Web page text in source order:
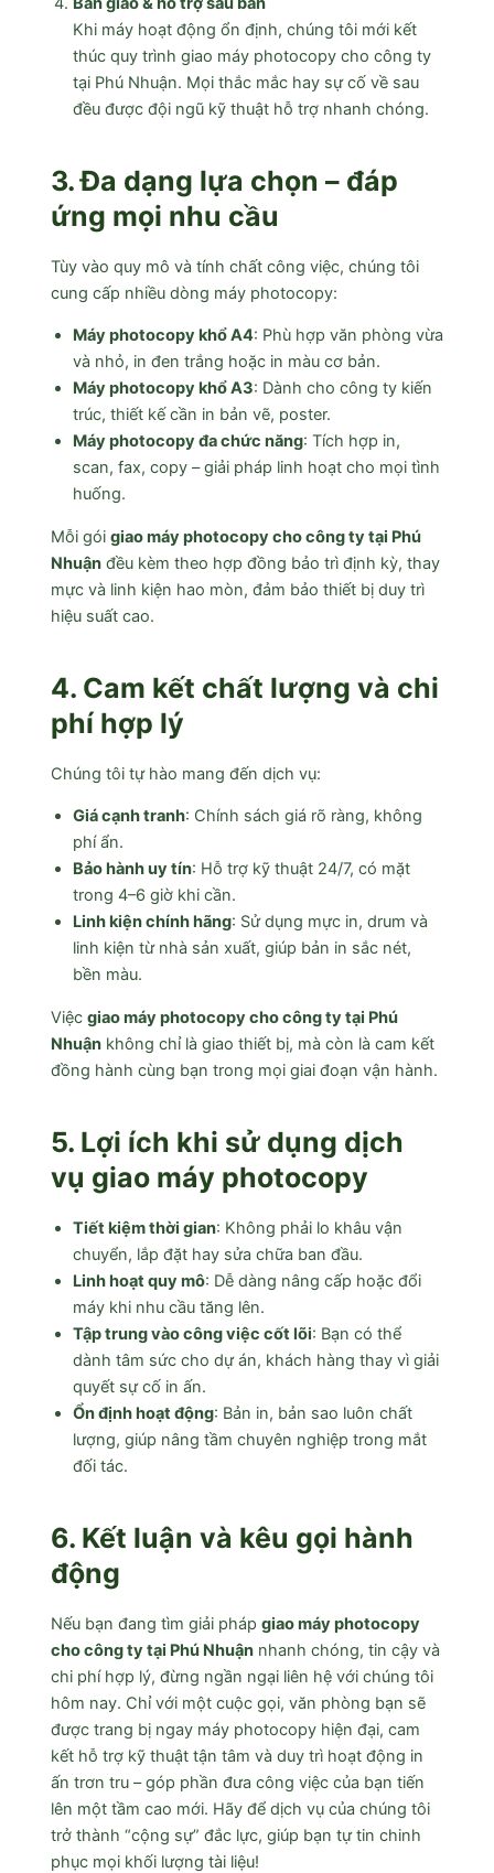
Khi máy hoạt động ổn định, chúng tôi mới kết
thúc quy trình giao máy photocopy cho công ty
tại Phú Nhuận. Mọi thắc mắc hay sự cố về sau
đều được đội ngũ kỹ thuật hỗ trợ nhanh chóng.
3. Đa dạng lựa chọn – đáp
ứng mọi nhu cầu
Tùy vào quy mô và tính chất công việc, chúng tôi
cung cấp nhiều dòng máy photocopy:
Máy photocopy khổ A4: Phù hợp văn phòng vừa
và nhỏ, in đen trắng hoặc in màu cơ bản.
Máy photocopy khổ A3: Dành cho công ty kiến
trúc, thiết kế cần in bản vẽ, poster.
Máy photocopy đa chức năng: Tích hợp in,
scan, fax, copy – giải pháp linh hoạt cho mọi tình
huống.
Mỗi gói giao máy photocopy cho công ty tại Phú
Nhuậnđều kèm theo hợp đồng bảo trì định kỳ, thay
mực và linh kiện hao mòn, đảm bảo thiết bị duy trì
hiệu suất cao.
4. Cam kết chất lượng và chi
phí hợp lý
Chúng tôi tự hào mang đến dịch vụ:
Giá cạnh tranh: Chính sách giá rõ ràng, không
phí ẩn.
Bảo hành uy tín: Hỗ trợ kỹ thuật 24/7, có mặt
trong 4–6 giờ khi cần.
Linh kiện chính hãng: Sử dụng mực in, drum và
linh kiện từ nhà sản xuất, giúp bản in sắc nét,
bền màu.
Việc giao máy photocopy cho công ty tại Phú
Nhuậnkhông chỉ là giao thiết bị, mà còn là cam kết
đồng hành cùng bạn trong mọi giai đoạn vận hành.
5. Lợi ích khi sử dụng dịch
vụ giao máy photocopy
Tiết kiệm thời gian: Không phải lo khâu vận
chuyển, lắp đặt hay sửa chữa ban đầu.
Linh hoạt quy mô: Dễ dàng nâng cấp hoặc đổi
máy khi nhu cầu tăng lên.
Tập trung vào công việc cốt lõi: Bạn có thể
dành tâm sức cho dự án, khách hàng thay vì giải
quyết sự cố in ấn.
Ổn định hoạt động: Bản in, bản sao luôn chất
lượng, giúp nâng tầm chuyên nghiệp trong mắt
đối tác.
6. Kết luận và kêu gọi hành
động
Nếu bạn đang tìm giải pháp giao máy photocopy
cho công ty tại Phú Nhuậnnhanh chóng, tin cậy và
chi phí hợp lý, đừng ngần ngại liên hệ với chúng tôi
hôm nay. Chỉ với một cuộc gọi, văn phòng bạn sẽ
được trang bị ngay máy photocopy hiện đại, cam
kết hỗ trợ kỹ thuật tận tâm và duy trì hoạt động in
ấn trơn tru – góp phần đưa công việc của bạn tiến
lên một tầm cao mới. Hãy để dịch vụ của chúng tôi
trở thành “cộng sự” đắc lực, giúp bạn tự tin chinh
phục mọi khối lượng tài liệu!